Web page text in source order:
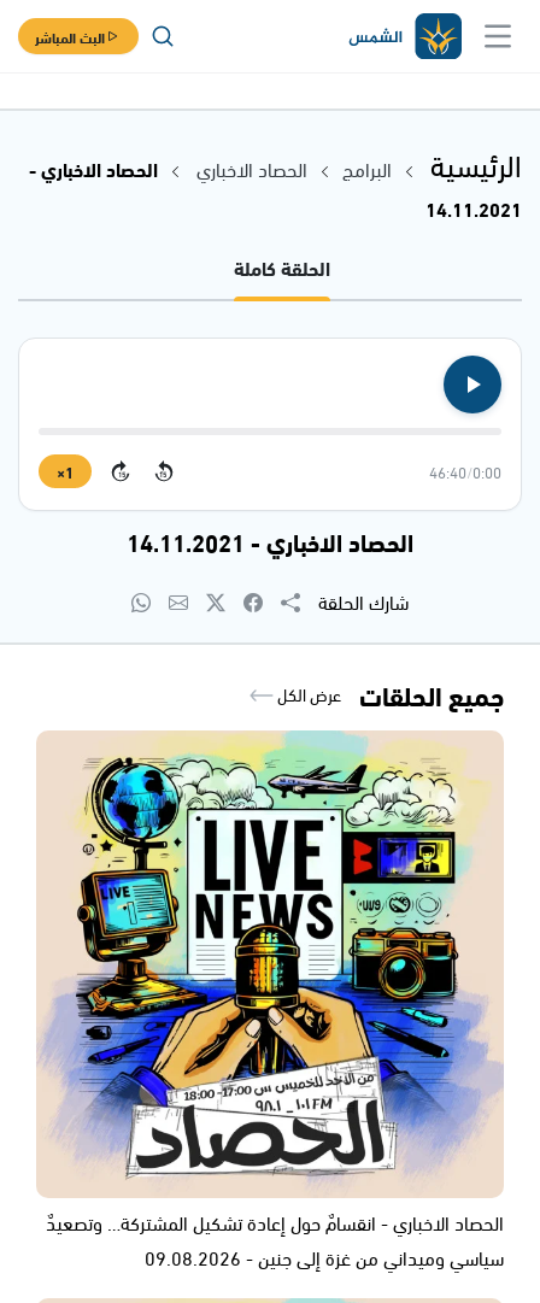
البث المباشر
الرئيسية البرامج الحصاد الاخباري
الحصاد الاخباري -
14.11.2021
الحلقة كاملة
0:00
/
46:40
15
15
1×
الحصاد الاخباري - 14.11.2021
شارك الحلقة
جميع الحلقات عرض الكل
الحصاد الاخباري - انقسامٌ حول إعادة تشكيل المشتركة… وتصعيدٌ
سياسي وميداني من غزة إلى جنين - 09.08.2026